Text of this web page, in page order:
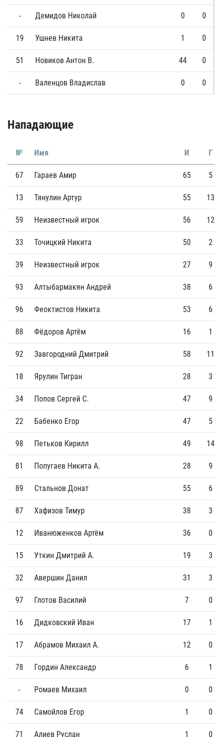
- Демидов Николай 0 0
19 Ушнев Никита 1 0
51 Новиков Антон В. 44 0
- Валенцов Владислав 0 0
Нападающие
№ Имя И Г
67 Гараев Амир 65 5
13 Тянулин Артур 55 13
59 Неизвестный игрок 56 12
33 Точицкий Никита 50 2
39 Неизвестный игрок 27 9
93 Алтыбармакян Андрей 38 6
96 Феоктистов Никита 53 6
88 Фёдоров Артём 16 1
92 Завгородний Дмитрий 58 11
18 Ярулин Тигран 28 3
34 Попов Сергей С. 47 9
22 Бабенко Егор 47 5
98 Петьков Кирилл 49 14
81 Попугаев Никита А. 28 9
89 Стальнов Донат 55 6
87 Хафизов Тимур 38 3
12 Иванюженков Артём 36 0
15 Уткин Дмитрий А. 19 3
32 Авершин Данил 31 3
97 Глотов Василий 7 0
16 Дидковский Иван 17 1
17 Абрамов Михаил А. 12 0
78 Гордин Александр 6 1
- Ромаев Михаил 0 0
74 Самойлов Егор 1 0
71 Алиев Руслан 1 0